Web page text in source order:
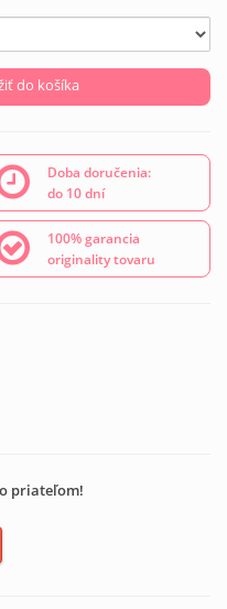
do košíka
Doba doručenia:
do 10 dní
100% garancia
originality tovaru
priateľom!